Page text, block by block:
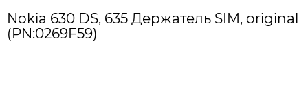
Nokia 630 DS, 635 Держатель SIM, original
(PN:0269F59)